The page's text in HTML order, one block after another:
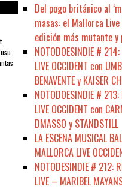
Del pogo británico al
masas: el Mallorca
edición más mutante y
NOTODOESINDIE # 214:
LIVE OCCIDENT con
BENAVENTE y KAISER
NOTODOESINDIE # 213:
LIVE OCCIDENT con
DMASSO y STANDSTILL
LA ESCENA MUSICAL
MALLORCA LIVE
NOTODESINDIE # 212:
LIVE – MARIBEL